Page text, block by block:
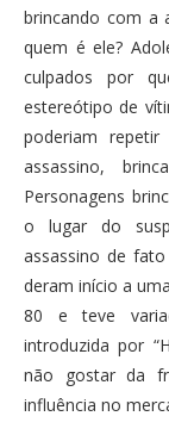
brincando com a
quem é ele?
culpados por
estereótipo de
poderiam
assassino,
Personagens
o lugar do
assassino de
deram início a
80 e teve
introduzida por
não gostar da
influência no